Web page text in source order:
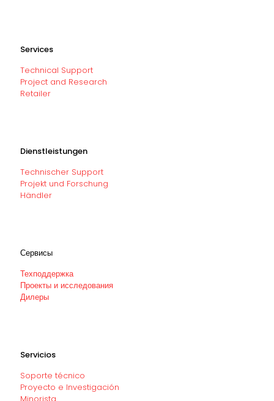
Services
Technical Support
Project and Research
Retailer
Dienstleistungen
Technischer Support
Projekt und Forschung
Händler
Сервисы
Техподдержка
Проекты и исследования
Дилеры
Servicios
Soporte técnico
Proyecto e Investigación